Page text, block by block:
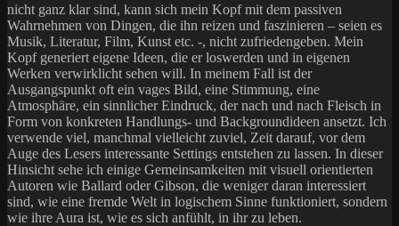
nicht ganz klar sind, kann sich mein Kopf mit dem passiven
Wahrnehmen von Dingen, die ihn reizen und faszinieren – seien es
Musik, Literatur, Film, Kunst etc. -, nicht zufriedengeben. Mein
Kopf generiert eigene Ideen, die er loswerden und in eigenen
Werken verwirklicht sehen will. In meinem Fall ist der
Ausgangspunkt oft ein vages Bild, eine Stimmung, eine
Atmosphäre, ein sinnlicher Eindruck, der nach und nach Fleisch in
Form von konkreten Handlungs- und Backgroundideen ansetzt. Ich
verwende viel, manchmal vielleicht zuviel, Zeit darauf, vor dem
Auge des Lesers interessante Settings entstehen zu lassen. In dieser
Hinsicht sehe ich einige Gemeinsamkeiten mit visuell orientierten
Autoren wie Ballard oder Gibson, die weniger daran interessiert
sind, wie eine fremde Welt in logischem Sinne funktioniert, sondern
wie ihre Aura ist, wie es sich anfühlt, in ihr zu leben.